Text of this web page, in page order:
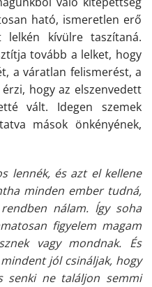
ható, ismeretlen erő
kívülre taszítaná.
tovább a lelket, hogy
a váratlan felismerést, a
hogy az elszenvedett
vált. Idegen szemek
mások önkényének,
lennék, és azt el kellene
minden ember tudná,
nálam. Így soha
figyelem magam
vagy mondnak. És
jól csináljak, hogy
senki ne találjon semmi